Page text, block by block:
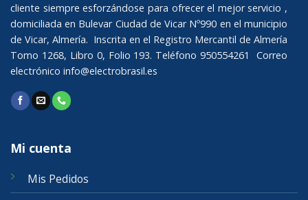
cliente siempre esforzándose para ofrecer el mejor servicio ,
domiciliada en Bulevar Ciudad de Vicar Nº990 en el municipio
de Vicar, Almería. Inscrita en el Registro Mercantil de Almería
Tomo 1268, Libro 0, Folio 193. Teléfono 950554261 Correo
electrónico info@electrobrasil.es
Mi cuenta
Mis Pedidos